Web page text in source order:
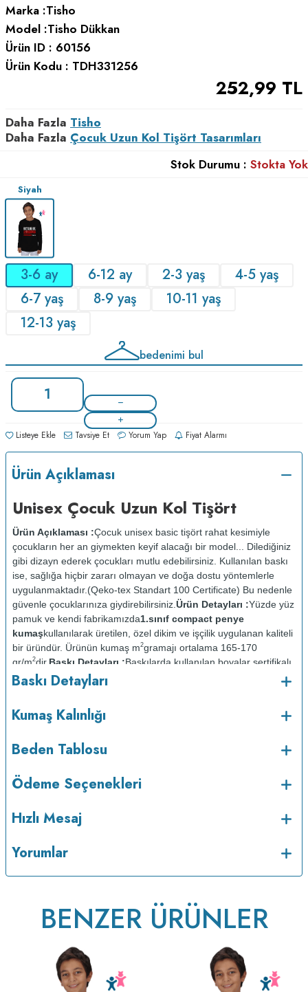
Marka :Tisho
Model :Tisho Dükkan
Ürün ID : 60156
Ürün Kodu : TDH331256
252,99 TL
Daha Fazla Tisho
Daha Fazla Çocuk Uzun Kol Tişört Tasarımları
Stok Durumu : Stokta Yok
Siyah
3-6 ay 6-12 ay 2-3 yaş
4-5 yaş
6-7 yaş
8-9 yaş
10-11 yaş
12-13 yaş
bedenimi bul
Listeye Ekle Tavsiye Et Yorum Yap Fiyat Alarmı
Ürün Açıklaması
Unisex Çocuk Uzun Kol Tişört
Ürün Açıklaması :Çocuk unisex basic tişört rahat kesimiyle
çocukların her an giymekten keyif alacağı bir model... Dilediğiniz
gibi dizayn ederek çocukları mutlu edebilirsiniz. Kullanılan baskı
ise, sağlığa hiçbir zararı olmayan ve doğa dostu yöntemlerle
uygulanmaktadır.(Qeko-tex Standart 100 Certificate) Bu nedenle
güvenle çocuklarınıza giydirebilirsiniz. Ürün Detayları :Yüzde yüz
pamuk ve kendi fabrikamızda1.sınıf compact penye
kumaşkullanılarak üretilen, özel dikim ve işçilik uygulanan kaliteli
bir üründür. Ürünün kumaş m2gramajı ortalama 165-170
gr/m2dir. Baskı Detayları :Baskılarda kullanılan boyalar sertifikalı
ve güvenlidir; insan sağlığına zarar vermez.
maksimum 30 de ve tersten yıkanır.
ütülenir.
Baskı Detayları
Kumaş Kalınlığı
Beden Tablosu
Ödeme Seçenekleri
Hızlı Mesaj
Yorumlar
BENZER ÜRÜNLER